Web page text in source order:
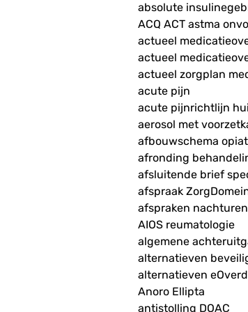
absolute
ACQ ACT astma
actueel
actueel
actueel zorgplan
acute pijn
acute pijnrichtlijn
aerosol met
afbouwschema
afronding
afsluitende brief
afspraak
afspraken
AIOS reumatologie
algemene
alternatieven
alternatieven
Anoro Ellipta
antistolling DOAC